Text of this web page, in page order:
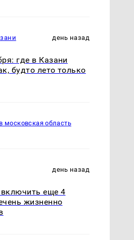
день назад
где в Казани
будто лето только
московская область
день назад
еще 4
жизненно